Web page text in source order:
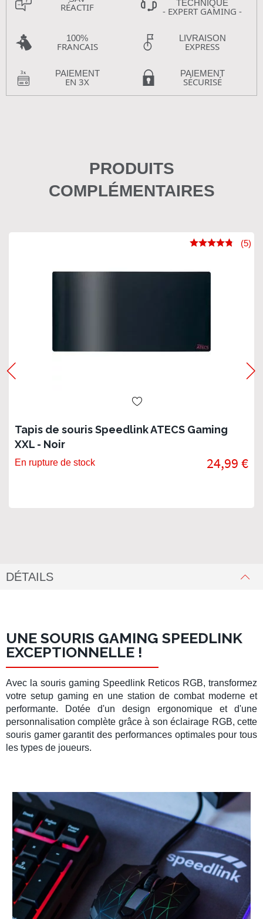
RÉACTIF
TECHNIQUE
- EXPERT GAMING -
100%
FRANCAIS
LIVRAISON
EXPRESS
PAIEMENT
EN 3X
PAIEMENT
SÉCURISÉ
PRODUITS
COMPLÉMENTAIRES
Tapis de souris Speedlink ATECS Gaming
XXL - Noir
(5)
En rupture de stock 24,99 €
DÉTAILS
UNE SOURIS GAMING SPEEDLINK
EXCEPTIONNELLE !
Avec la souris gaming Speedlink Reticos RGB, transformez
votre setup gaming en une station de combat moderne et
performante. Dotée d'un design ergonomique et d'une
personnalisation complète grâce à sonéclairage RGB, cette
souris gamergarantit des performances optimales pour tous
les types de joueurs.